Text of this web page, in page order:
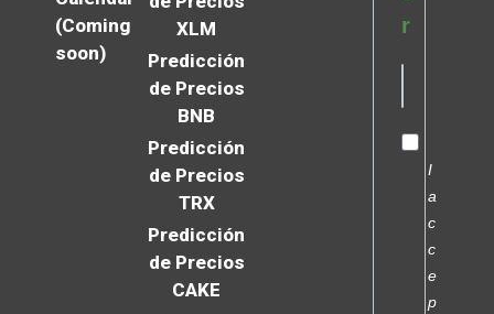
(Coming
soon)
XLM
Predicción
de Precios
BNB
Predicción
de Precios
TRX
Predicción
de Precios
CAKE
r
I
a
c
c
e
p